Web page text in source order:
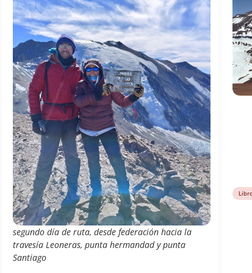
segundo día de ruta, desde federación hacia la
travesía Leoneras, punta hermandad y punta
Santiago